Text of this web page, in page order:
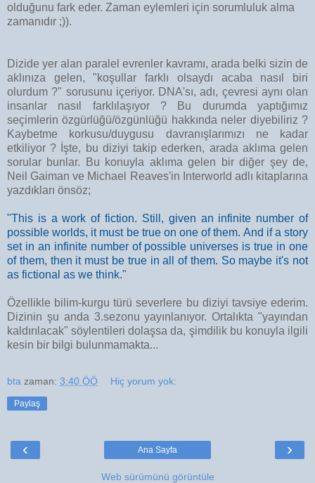
olduğunu fark eder. Zaman eylemleri için sorumluluk alma
zamanıdır ;)).
Dizide yer alan paralel evrenler kavramı, arada belki sizin de
aklınıza gelen, "koşullar farklı olsaydı acaba nasıl biri
olurdum ?" sorusunu içeriyor. DNA'sı, adı, çevresi aynı olan
insanlar nasıl farklılaşıyor ? Bu durumda yaptığımız
seçimlerin özgürlüğü/özgünlüğü hakkında neler diyebiliriz ?
Kaybetme korkusu/duygusu davranışlarımızı ne kadar
etkiliyor ? İşte, bu diziyi takip ederken, arada aklıma gelen
sorular bunlar. Bu konuyla aklıma gelen bir diğer şey de,
Neil Gaiman ve Michael Reaves'in Interworld adlı kitaplarına
yazdıkları önsöz;
"This is a work of fiction. Still, given an infinite number of
possible worlds, it must be true on one of them. And if a story
set in an infinite number of possible universes is true in one
of them, then it must be true in all of them. So maybe it's not
as fictional as we think."
Özellikle bilim-kurgu türü severlere bu diziyi tavsiye ederim.
Dizinin şu anda 3.sezonu yayınlanıyor. Ortalıkta "yayından
kaldırılacak" söylentileri dolaşsa da, şimdilik bu konuyla ilgili
kesin bir bilgi bulunmamakta...
bta zaman: 3:40 ÖÖ Hiç yorum yok:
Paylaş
‹ ›
Ana Sayfa
Web sürümünü görüntüle